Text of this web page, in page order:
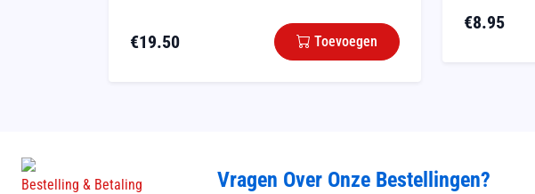
€19.50 Toevoegen
€8.95
Bestelling & Betaling
Vragen Over Onze Bestellingen?